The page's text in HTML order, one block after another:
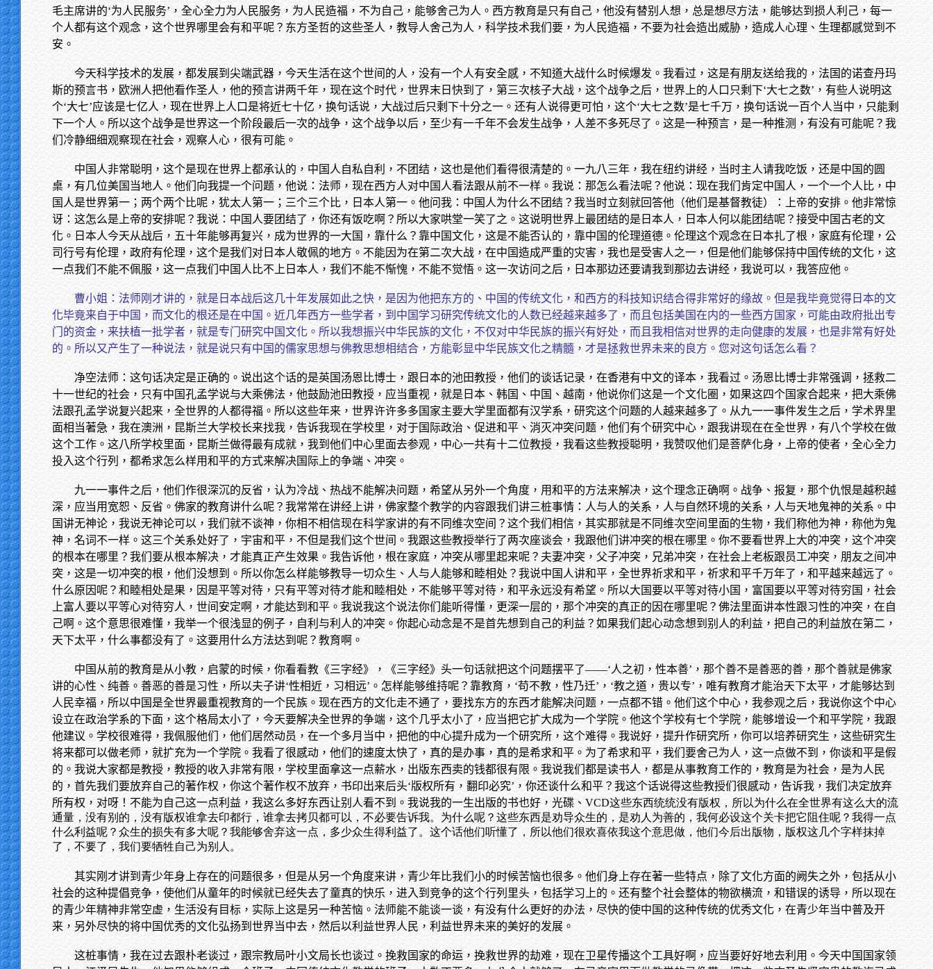
毛主席讲的‘为人民服务’，全心全力为人民服务，为人民造福，不为自己，能够舍己为人。西方教育是只有自己，他没有替别人想，总是想尽方法，能够达到损人利己，每一
个人都有这个观念，这个世界哪里会有和平呢？东方圣哲的这些圣人，教导人舍己为人，科学技术我们要，为人民造福，不要为社会造出威胁，造成人心理、生理都感觉到不
安。
今天科学技术的发展，都发展到尖端武器，今天生活在这个世间的人，没有一个人有安全感，不知道大战什么时候爆发。我看过，这是有朋友送给我的，法国的诺查丹玛
斯的预言书，欧洲人把他看作圣人，他的预言讲两千年，现在这个时代，世界末日快到了，第三次核子大战，这个战争之后，世界上的人口只剩下‘大七之数’，有些人说明这
个‘大七’应该是七亿人，现在世界上人口是将近七十亿，换句话说，大战过后只剩下十分之一。还有人说得更可怕，这个‘大七之数’是七千万，换句话说一百个人当中，只能剩
下一个人。所以这个战争是世界这一个阶段最后一次的战争，这个战争以后，至少有一千年不会发生战争，人差不多死尽了。这是一种预言，是一种推测，有没有可能呢？我
们冷静细细观察现在社会，观察人心，很有可能。
中国人非常聪明，这个是现在世界上都承认的，中国人自私自利，不团结，这也是他们看得很清楚的。一九八三年，我在纽约讲经，当时主人请我吃饭，还是中国的圆
桌，有几位美国当地人。他们向我提一个问题，他说：法师，现在西方人对中国人看法跟从前不一样。我说：那怎么看法呢？他说：现在我们肯定中国人，一个一个人比，中
国人是世界第一；两个两个比呢，犹太人第一；三个三个比，日本人第一。他问我：中国人为什么不团结？我当时立刻就回答他（他们是基督教徒）：上帝的安排。他非常惊
讶：这怎么是上帝的安排呢？我说：中国人要团结了，你还有饭吃啊？所以大家哄堂一笑了之。这说明世界上最团结的是日本人，日本人何以能团结呢？接受中国古老的文
化。日本人今天从战后，五十年能够再复兴，成为世界的一大国，靠什么？靠中国文化，这是不能否认的，靠中国的伦理道德。伦理这个观念在日本扎了根，家庭有伦理，公
司行号有伦理，政府有伦理，这个是我们对日本人敬佩的地方。不能因为在第二次大战，在中国造成严重的灾害，我也是受害人之一，但是他们能够保持中国传统的文化，这
一点我们不能不佩服，这一点我们中国人比不上日本人，我们不能不惭愧，不能不觉悟。这一次访问之后，日本那边还要请我到那边去讲经，我说可以，我答应他。
曹小姐：法师刚才讲的，就是日本战后这几十年发展如此之快，是因为他把东方的、中国的传统文化，和西方的科技知识结合得非常好的缘故。但是我毕竟觉得日本的文
化毕竟来自于中国，而文化的根还是在中国。近几年西方一些学者，到中国学习研究传统文化的人数已经越来越多了，而且包括美国在内的一些西方国家，可能由政府批出专
门的资金，来扶植一批学者，就是专门研究中国文化。所以我想振兴中华民族的文化，不仅对中华民族的振兴有好处，而且我相信对世界的走向健康的发展，也是非常有好处
的。所以又产生了一种说法，就是说只有中国的儒家思想与佛教思想相结合，方能彰显中华民族文化之精髓，才是拯救世界未来的良方。您对这句话怎么看？
净空法师：这句话决定是正确的。说出这个话的是英国汤恩比博士，跟日本的池田教授，他们的谈话记录，在香港有中文的译本，我看过。汤恩比博士非常强调，拯救二
十一世纪的社会，只有中国孔孟学说与大乘佛法，他鼓励池田教授，应当重视，就是日本、韩国、中国、越南，他说你们这是一个文化圈，如果这四个国家合起来，把大乘佛
法跟孔孟学说复兴起来，全世界的人都得福。所以这些年来，世界许许多多国家主要大学里面都有汉学系，研究这个问题的人越来越多了。从九一一事件发生之后，学术界里
面相当著急，我在澳洲，昆斯兰大学校长来找我，告诉我现在学校里，对于国际政治、促进和平、消灭冲突问题，他们有个研究中心，跟我讲现在在全世界，有八个学校在做
这个工作。这八所学校里面，昆斯兰做得最有成就，我到他们中心里面去参观，中心一共有十二位教授，我看这些教授聪明，我赞叹他们是菩萨化身，上帝的使者，全心全力
投入这个行列，都希求怎么样用和平的方式来解决国际上的争端、冲突。
九一一事件之后，他们作很深沉的反省，认为冷战、热战不能解决问题，希望从另外一个角度，用和平的方法来解决，这个理念正确啊。战争、报复，那个仇恨是越积越
深，应当用宽恕、反省。佛家的教育讲什么呢？我常常在讲经上讲，佛家整个教学的内容跟我们讲三桩事情：人与人的关系，人与自然环境的关系，人与天地鬼神的关系。中
国讲无神论，我说无神论可以，我们就不谈神，你相不相信现在科学家讲的有不同维次空间？这个我们相信，其实那就是不同维次空间里面的生物，我们称他为神，称他为鬼
神，名词不一样。这三个关系处好了，宇宙和平，不但是我们这个世间。我跟这些教授举行了两次座谈会，我跟他们讲冲突的根在哪里。你不要看世界上大的冲突，这个冲突
的根本在哪里？我们要从根本解决，才能真正产生效果。我告诉他，根在家庭，冲突从哪里起来呢？夫妻冲突，父子冲突，兄弟冲突，在社会上老板跟员工冲突，朋友之间冲
突，这是一切冲突的根，他们没想到。所以你怎么样能够教导一切众生、人与人能够和睦相处？我说中国人讲和平，全世界祈求和平，祈求和平千万年了，和平越来越远了。
什么原因呢？和睦相处是果，因是平等对待，只有平等对待才能和睦相处，不能够平等对待，和平永远没有希望。所以大国要以平等对待小国，富国要以平等对待穷国，社会
上富人要以平等心对待穷人，世间安定啊，才能达到和平。我说我这个说法你们能听得懂，更深一层的，那个冲突的真正的因在哪里呢？佛法里面讲本性跟习性的冲突，在自
己啊。这个意思很难懂，我举一个很浅显的例子，自利与利人的冲突。你起心动念是不是首先想到自己的利益？如果我们起心动念想到别人的利益，把自己的利益放在第二，
天下太平，什么事都没有了。这要用什么方法达到呢？教育啊。
中国从前的教育是从小教，启蒙的时候，你看看教《三字经》，《三字经》头一句话就把这个问题摆平了——‘人之初，性本善’，那个善不是善恶的善，那个善就是佛家
讲的心性、纯善。善恶的善是习性，所以夫子讲‘性相近，习相远’。怎样能够维持呢？靠教育，‘苟不教，性乃迁’，‘教之道，贵以专’，唯有教育才能治天下太平，才能够达到
人民幸福，所以中国是全世界最重视教育的一个民族。现在西方的文化走不通了，要找东方的东西才能解决问题，一点都不错。他们这个中心，我参观之后，我说你这个中心
设立在政治学系的下面，这个格局太小了，今天要解决全世界的争端，这个几乎太小了，应当把它扩大成为一个学院。他这个学校有七个学院，能够增设一个和平学院，我跟
他建议。学校很难得，我佩服他们，他们居然动员，在一个多月当中，把他的中心提升成为一个研究所，这个难得。我说好，提升作研究所，你可以培养研究生，这些研究生
将来都可以做老师，就扩充为一个学院。我看了很感动，他们的速度太快了，真的是办事，真的是希求和平。为了希求和平，我们要舍己为人，这一点做不到，你谈和平是假
的。我说大家都是教授，教授的收入非常有限，学校里面拿这一点薪水，出版东西卖的钱都很有限。我说我们都是读书人，都是从事教育工作的，教育是为社会，是为人民
的，首先我们要放弃自己的著作权，你这个著作权不放弃，书印出来后头‘版权所有，翻印必究’，你还谈什么和平？我这个话说得这些教授们很感动，告诉我，我们决定放弃
所有权，对呀！不能为自己这一点利益，我这么多好东西让别人看不到。我说我的一生出版的书也好，光碟、 VCD这些东西统统没有版权，所以为什么在全世界有这么大的流
通量，没有别的，没有版权谁拿去印都行，谁拿去拷贝都可以，不必要告诉我。为什么呢？这些东西是劝导众生的，是劝人为善的，我何必设这个关卡把它阻住呢？我得一点
什么利益呢？众生的损失有多大呢？我能够舍弃这一点，多少众生得利益了。这个话他们听懂了，所以他们很欢喜依我这个意思做，他们今后出版物，版权这几个字样抹掉
了，不要了，我们要牺牲自己为别人。
其实刚才讲到青少年身上存在的问题很多，但是从另一个角度来讲，青少年比我们小的时候苦恼也很多。他们身上存在著一些特点，除了文化方面的阙失之外，包括从小
社会的这种提倡竞争，使他们从童年的时候就已经失去了童真的快乐，进入到竞争的这个行列里头，包括学习上的。还有整个社会整体的物欲横流，和错误的诱导，所以现在
的青少年精神非常空虚，生活没有目标，实际上这是另一种苦恼。法师能不能谈一谈，有没有什么更好的办法，尽快的使中国的这种传统的优秀文化，在青少年当中普及开
来，另外尽快的将中国优秀的文化弘扬到世界当中去，然后以利益世界人民，利益世界未来的美好的发展。
这桩事情，我在过去跟朴老谈过，跟宗教局叶小文局长也谈过。挽救国家的命运，挽救世界的劫难，现在卫星传播这个工具好啊，应当要好好地去利用。今天中国国家领